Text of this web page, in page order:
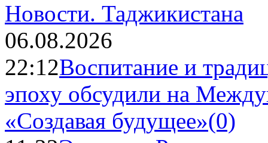
Новости. Таджикистана
06.08.2026
22:12Воспитание и
эпоху обсудили на
«Создавая будущее»(0)